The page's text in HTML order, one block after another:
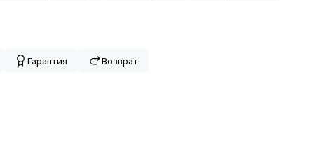
Гарантия Возврат